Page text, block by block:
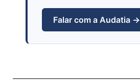
Falar com a Audatia →